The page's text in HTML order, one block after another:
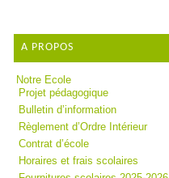
A PROPOS
Notre Ecole
Projet pédagogique
Bulletin d’information
Règlement d’Ordre Intérieur
Contrat d’école
Horaires et frais scolaires